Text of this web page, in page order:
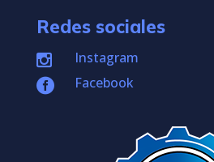
Redes sociales

Instagram

Facebook